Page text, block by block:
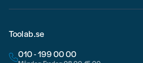
Toolab.se
010 - 199 00 00